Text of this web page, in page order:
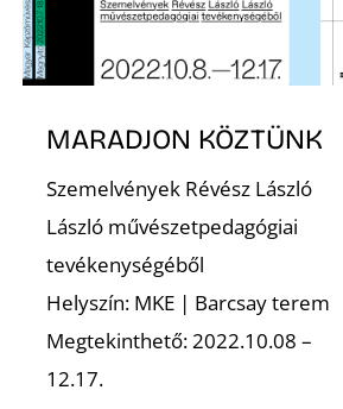
MARADJON KÖZTÜNK
Szemelvények Révész László
László művészetpedagógiai
tevékenységéből
Helyszín: MKE | Barcsay terem
Megtekinthető: 2022.10.08 –
12.17.